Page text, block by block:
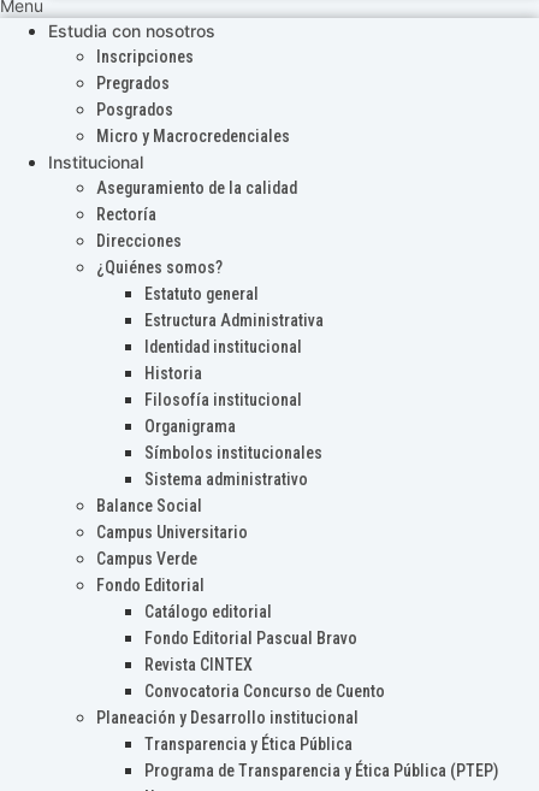
Menu
Estudia con nosotros
Inscripciones
Pregrados
Posgrados
Micro y Macrocredenciales
Institucional
Aseguramiento de la calidad
Rectoría
Direcciones
¿Quiénes somos?
Estatuto general
Estructura Administrativa
Identidad institucional
Historia
Filosofía institucional
Organigrama
Símbolos institucionales
Sistema administrativo
Balance Social
Campus Universitario
Campus Verde
Fondo Editorial
Catálogo editorial
Fondo Editorial Pascual Bravo
Revista CINTEX
Convocatoria Concurso de Cuento
Planeación y Desarrollo institucional
Transparencia y Ética Pública
Programa de Transparencia y Ética Pública (PTEP)